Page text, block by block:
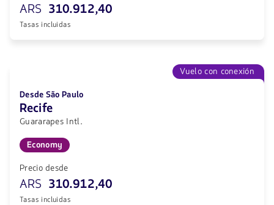
ARS 310.912,40
Tasas incluidas
Vuelo con conexión
Desde São Paulo
Recife
Guararapes Intl.
Economy
Precio desde
ARS 310.912,40
Tasas incluidas